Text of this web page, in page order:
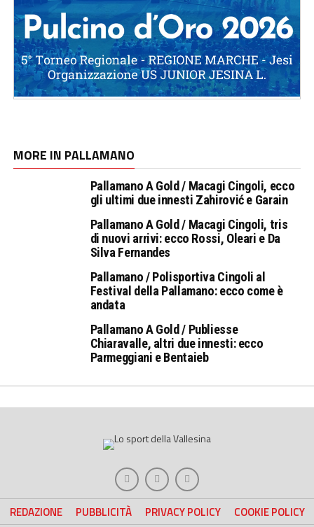
MORE IN PALLAMANO
Pallamano A Gold / Macagi Cingoli, ecco
gli ultimi due innesti Zahirović e Garain
Pallamano A Gold / Macagi Cingoli, tris
di nuovi arrivi: ecco Rossi, Oleari e Da
Silva Fernandes
Pallamano / Polisportiva Cingoli al
Festival della Pallamano: ecco come è
andata
Pallamano A Gold / Publiesse
Chiaravalle, altri due innesti: ecco
Parmeggiani e Bentaieb
REDAZIONE PUBBLICITÀ PRIVACY POLICY COOKIE POLICY